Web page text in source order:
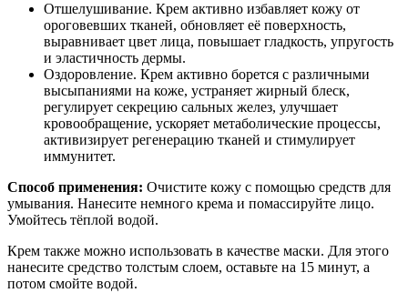
Отшелушивание. Крем активно избавляет кожу от
ороговевших тканей, обновляет её поверхность,
выравнивает цвет лица, повышает гладкость, упругость
и эластичность дермы.
Оздоровление. Крем активно борется с различными
высыпаниями на коже, устраняет жирный блеск,
регулирует секрецию сальных желез, улучшает
кровообращение, ускоряет метаболические процессы,
активизирует регенерацию тканей и стимулирует
иммунитет.
Способ применения: Очистите кожу с помощью средств для
умывания. Нанесите немного крема и помассируйте лицо.
Умойтесь тёплой водой.
Крем также можно использовать в качестве маски. Для этого
нанесите средство толстым слоем, оставьте на 15 минут, а
потом смойте водой.